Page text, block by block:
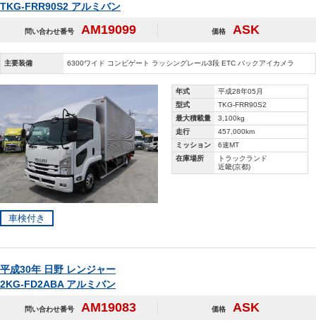
TKG-FRR90S2 アルミバン
問い合わせ番号 AM19099 価格 ASK
主要装備 6300ワイド コンビゲート ラッシングレール3段 ETC バックアイカメラ
年式
平成28年05月
型式
TKG-FRR90S2
最大積載量
3,100kg
走行
457,000km
ミッション
6速MT
在庫場所
トラックランド
近畿(京都)
車検付き
平成30年 日野 レンジャー
2KG-FD2ABA アルミバン
問い合わせ番号 AM19083 価格 ASK